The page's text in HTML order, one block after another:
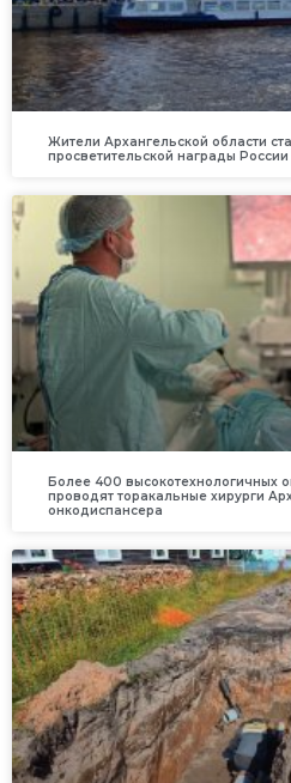
Жители Архангельской области
просветительской награды России
Более 400 высокотехнологичных
проводят торакальные хирурги
онкодиспансера